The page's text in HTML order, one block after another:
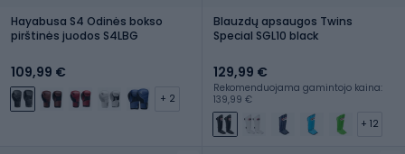
Hayabusa S4 Odinės bokso
pirštinės juodos S4LBG
109,99 €
+ 2
Blauzdų apsaugos Twins
Special SGL10 black
129,99 €
Rekomenduojama gamintojo kaina:
139,99 €
+ 12